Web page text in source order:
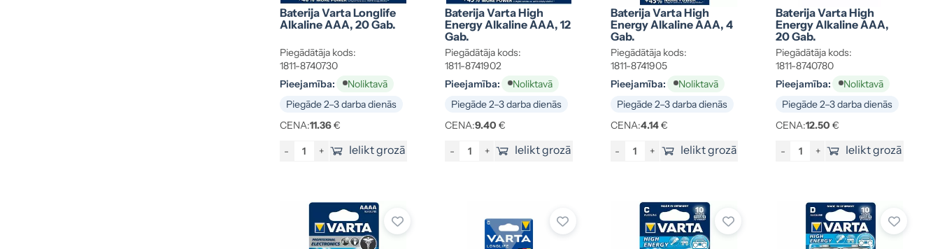
Baterija Varta Longlife
Alkaline AAA, 20 Gab.
Piegādātāja kods:
1811-8740730
Pieejamība:
Noliktavā
Piegāde 2–3 darba dienās
CENA:11.36€
- + Ielikt grozā
Baterija Varta High
Energy Alkaline AAA, 12
Gab.
Piegādātāja kods:
1811-8741902
Pieejamība:
Noliktavā
Piegāde 2–3 darba dienās
CENA:9.40 €
- + Ielikt grozā
Baterija Varta High
Energy Alkaline AAA, 4
Gab.
Piegādātāja kods:
1811-8741905
Pieejamība:
Noliktavā
Piegāde 2–3 darba dienās
CENA:4.14€
- + Ielikt grozā
Baterija Varta High
Energy Alkaline AAA,
20 Gab.
Piegādātāja kods:
1811-8740780
Pieejamība:
Noliktavā
Piegāde 2–3 darba dienās
CENA:12.50 €
- + Ielikt grozā